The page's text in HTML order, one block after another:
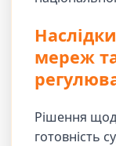
мереж
Рішення
готовність